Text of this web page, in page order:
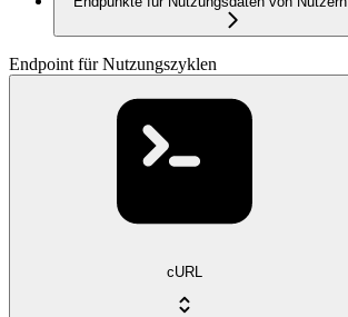
Endpoint für Nutzungszyklen
cURL